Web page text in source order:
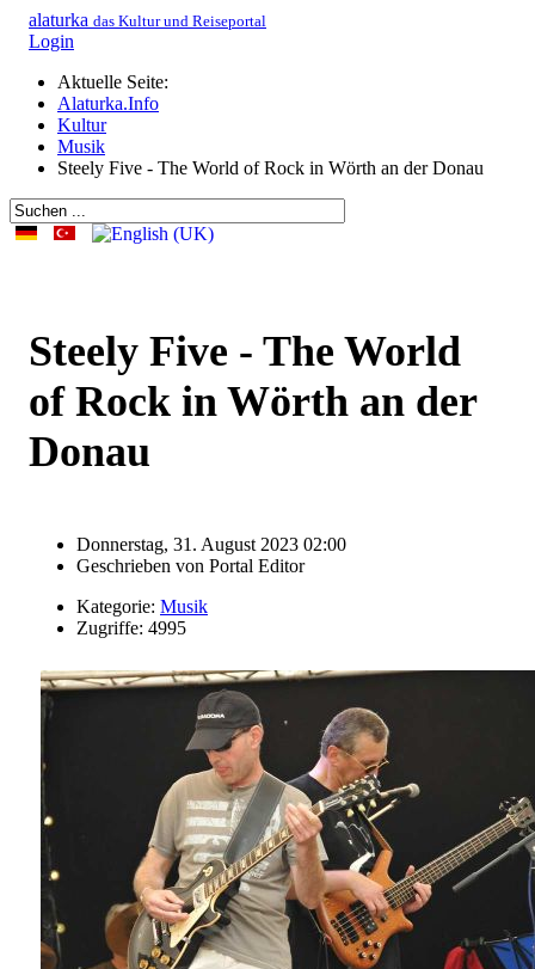
alaturka das Kultur und Reiseportal
Login
Aktuelle Seite:
Alaturka.Info
Kultur
Musik
Steely Five - The World of Rock in Wörth an der Donau
Steely Five - The World
of Rock in Wörth an der
Donau
Donnerstag, 31. August 2023 02:00
Geschrieben von Portal Editor
Kategorie: Musik
Zugriffe: 4995